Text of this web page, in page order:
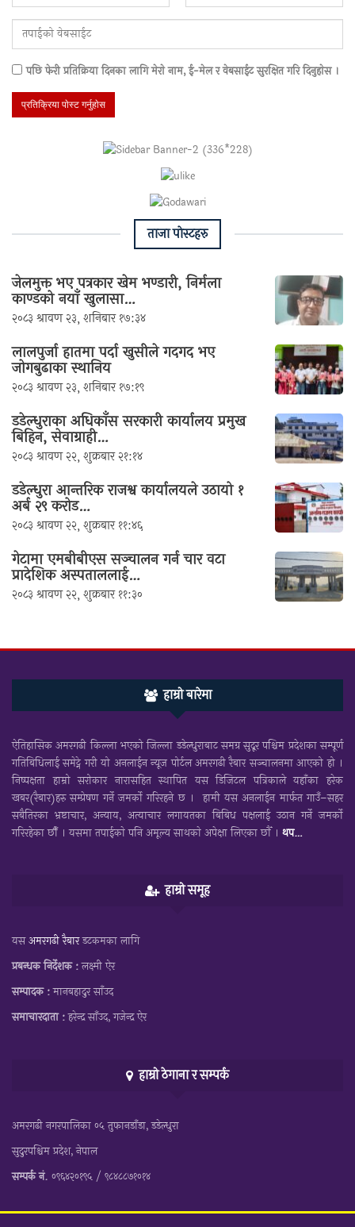
पछि फेरी प्रतिक्रिया दिनका लागि मेराे नाम, ई-मेल र वेबसाईट सुरक्षित गरि दिनुहाेस ।
ताजा पाेस्टहरु
जेलमुक्त भए पत्रकार खेम भण्डारी, निर्मला
काण्डको नयाँ खुलासा…
२०८३ श्रावण २३, शनिबार १७:३४
लालपुर्जा हातमा पर्दा खुसीले गदगद भए
जोगबुढाका स्थानिय
२०८३ श्रावण २३, शनिबार १७:१९
डडेल्धुराका अधिकाँस सरकारी कार्यालय प्रमुख
बिहिन, सेवाग्राही…
२०८३ श्रावण २२, शुक्रबार २१:१४
डडेल्धुरा आन्तरिक राजश्व कार्यालयले उठायो १
अर्ब २९ करोड…
२०८३ श्रावण २२, शुक्रबार ११:४६
गेटामा एमबीबीएस सञ्चालन गर्न चार वटा
प्रादेशिक अस्पताललाई…
२०८३ श्रावण २२, शुक्रबार ११:३०
हाम्रो बारेमा
ऐतिहासिक अमरगढी किल्ला भएको जिल्ला डडेल्धुराबाट समग्र सुदूर पश्चिम प्रदेशका सम्पूर्ण
गतिबिधिलाई समेट्ने गरी यो अनलाईन न्यूज पोर्टल अमरगढी रैबार सञ्चालनमा आएको हो ।
निष्पक्षता हाम्रो सरोकार नारासहित स्थापित यस डिजिटल पत्रिकाले यहाँका हरेक
खबर(रैबार)हरु सम्प्रेषण गर्ने जमर्को गरिरहने छ । हामी यस अनलाईन मार्फत गाउँ–सहर
सबैतिरका भ्रष्टाचार, अन्याय, अत्याचार लगायतका बिबिध पक्षलाई उठान गर्ने जमर्को
गरिरहेका छौँ । यसमा तपाईकाे पनि अमूल्य साथकाे अपेक्षा लिएका छाैँ । थप…
हाम्रो समूह
यसअमरगढी रैबारडटकमका लागि
प्रबन्धक निर्देशक :लक्ष्मी ऐर
सम्पादक :मानबहादुर साँउद
समाचारदाता :हरेन्द्र साँउद, गजेन्द्र ऐर
हाम्रो ठेगाना र सम्पर्क
अमरगढी नगरपालिका ०५ तुफानडाँडा, डडेल्धुरा
सुदुरपश्चिम प्रदेश, नेपाल
सम्पर्क नं. ०९६४२०१९५ / ९८४८८७१०१४